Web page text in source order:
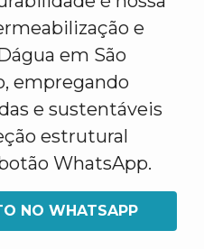
e
em São
empregando
e sustentáveis
estrutural
WhatsApp.
NO WHATSAPP